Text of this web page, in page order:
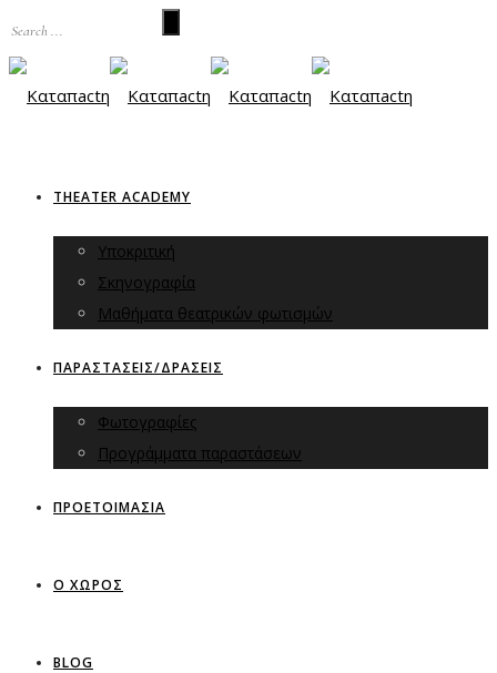
THEATER ACADEMY
Υποκριτική
Σκηνογραφία
Μαθήματα θεατρικών φωτισμών
ΠΑΡΑΣΤΑΣΕΙΣ/ΔΡΑΣΕΙΣ
Φωτογραφίες
Προγράμματα παραστάσεων
ΠΡΟΕΤΟΙΜΑΣΙΑ
Ο ΧΩΡΟΣ
BLOG